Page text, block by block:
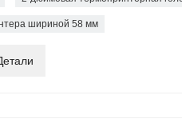
шириной 58 мм